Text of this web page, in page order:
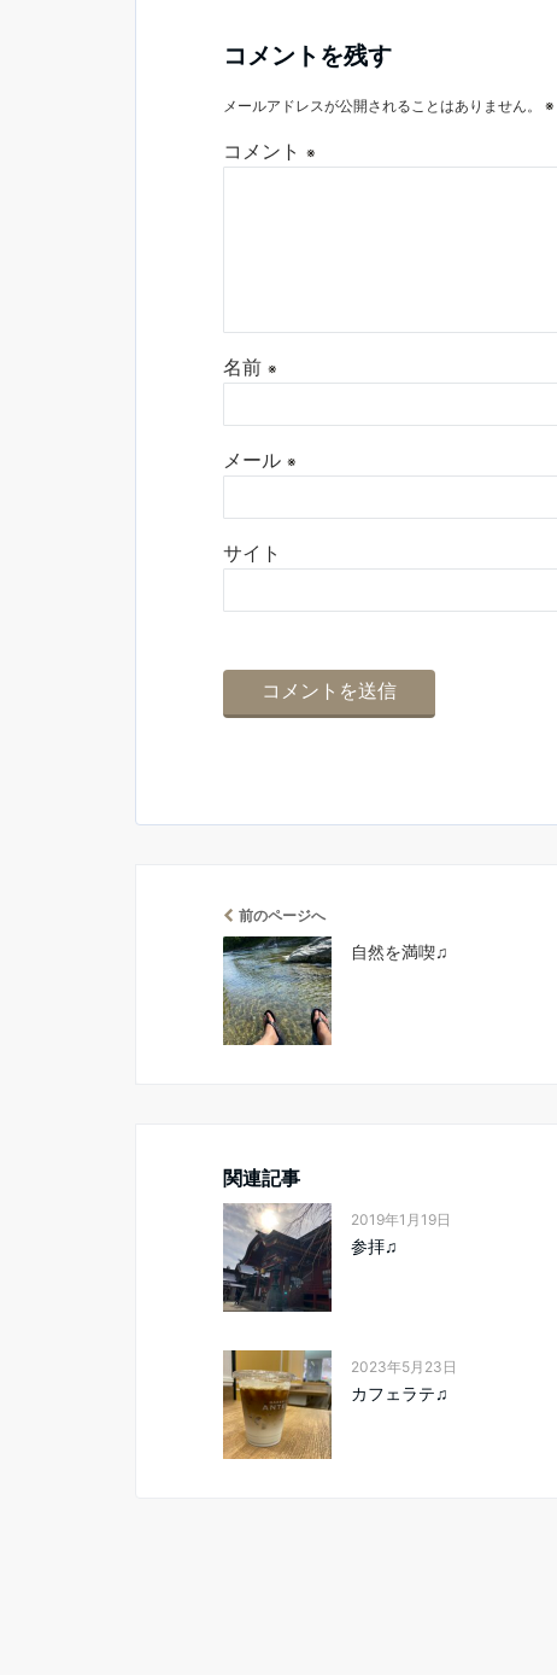
コメントを残す
メールアドレスが公開されることはありません。 ※
コメント ※
名前 ※
メール ※
サイト
前のページへ
自然を満喫♫
関連記事
2019年1月19日
参拝♫
2023年5月23日
カフェラテ♫